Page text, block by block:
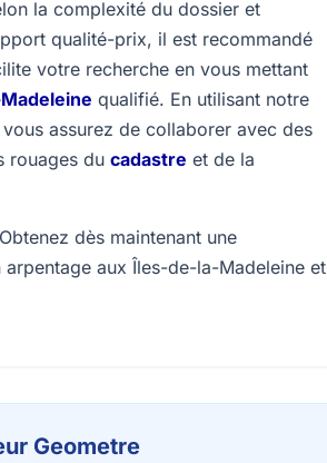
la complexité du dossier et
qualité-prix, il est recommandé
votre recherche en vous mettant
qualifié. En utilisant notre
assurez de collaborer avec des
rouages du cadastre et de la
dès maintenant une
aux Îles-de-la-Madeleine et
Geometre